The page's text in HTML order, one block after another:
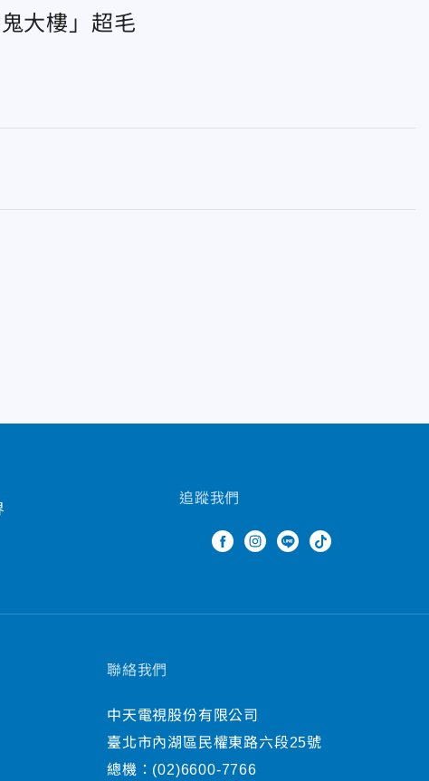
大樓」超毛
追蹤我們
聯絡我們
中天電視股份有限公司
臺北市內湖區民權東路六段25號
總機： (02)6600-7766